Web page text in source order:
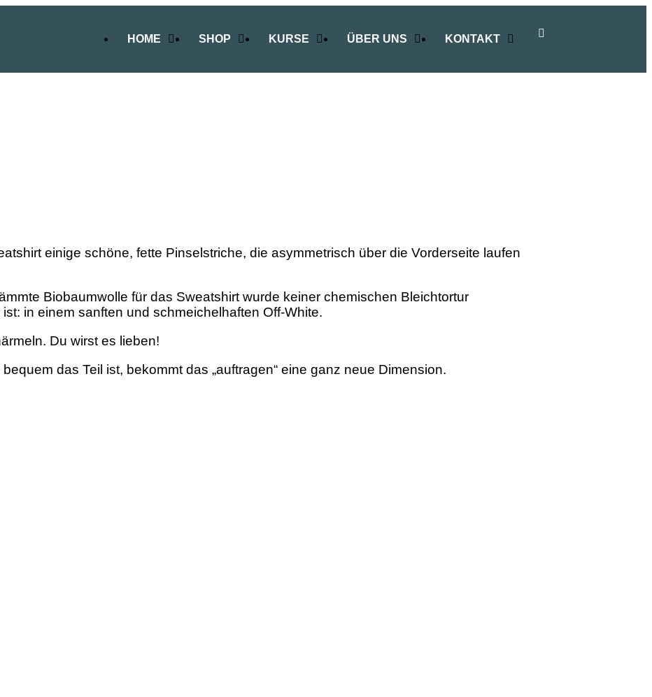
HOME SHOP KURSE ÜBER UNS KONTAKT
einige schöne, fette Pinselstriche, die asymmetrisch über die Vorderseite laufen
Biobaumwolle für das Sweatshirt wurde keiner chemischen Bleichtortur
in einem sanften und schmeichelhaften Off-White.
Du wirst es lieben!
das Teil ist, bekommt das „auftragen“ eine ganz neue Dimension.